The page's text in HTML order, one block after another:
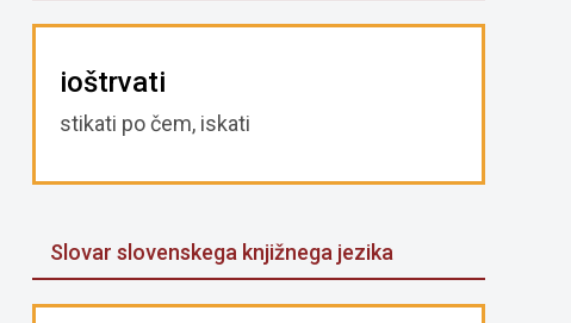
ioštrvati
stikati po čem, iskati
Slovar slovenskega knjižnega jezika